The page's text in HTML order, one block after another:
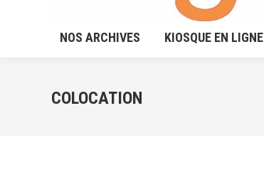
NOS ARCHIVES KIOSQUE EN LIGNE
COLOCATION